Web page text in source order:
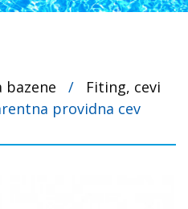
bazene /
Fiting, cevi
providna cev